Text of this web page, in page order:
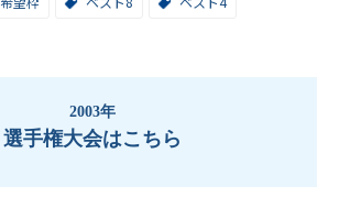
2003年
選手権大会はこちら